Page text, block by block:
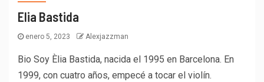
Elia Bastida
enero 5, 2023 Alexjazzman
Bio Soy Èlia Bastida, nacida el 1995 en Barcelona. En
1999, con cuatro años, empecé a tocar el violín.